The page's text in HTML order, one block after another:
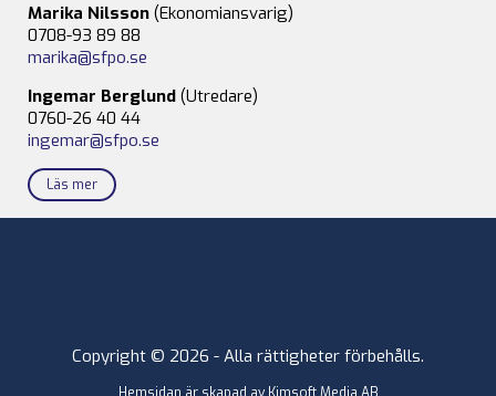
Marika Nilsson (Ekonomiansvarig)
0708-93 89 88
marika@sfpo.se
Ingemar Berglund (Utredare)
0760-26 40 44
ingemar@sfpo.se
Läs mer
Copyright © 2026 - Alla rättigheter förbehålls.
Hemsidan är skapad av Kimsoft Media AB